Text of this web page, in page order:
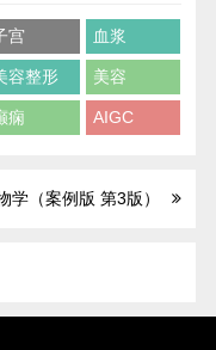
宫 血浆
容整形 美容
痫 AIGC
学（案例版 第3版）